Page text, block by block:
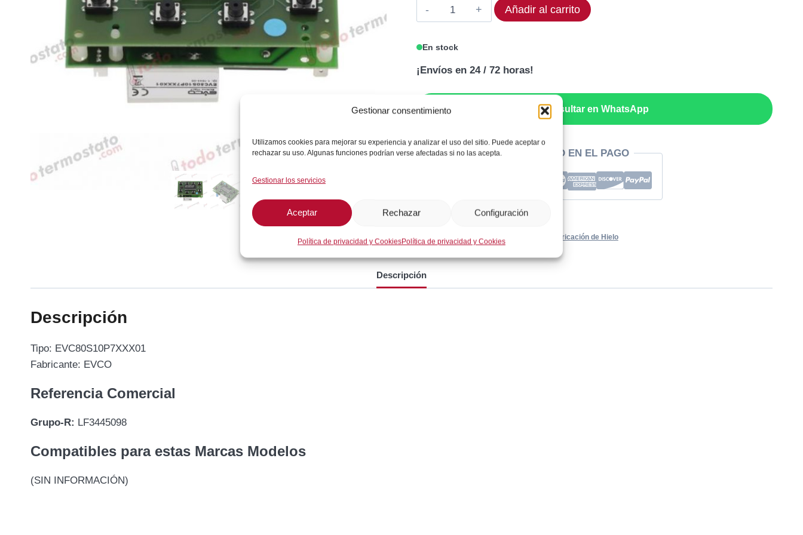
Gestionar consentimiento
Utilizamos cookies para mejorar su experiencia y analizar el uso del sitio. Puede aceptar o
rechazar su uso. Algunas funciones podrían verse afectadas si no las acepta.
Gestionar los servicios
Aceptar Rechazar Configuración
Política de privacidad y CookiesPolítica de privacidad y Cookies
556,56€.445,25€.
Display
EVCO
cantidad
Añadir al carrito
En stock
¡Envíos en 24 / 72 horas!
Consultar en WhatsApp
GARANTÍA DE SEGURIDAD EN EL PAGO
Categorías:Frío Comercial / Industrial Fabricación de Hielo
Descripción
Descripción
Tipo: EVC80S10P7XXX01
Fabricante: EVCO
Referencia Comercial
Grupo-R: LF3445098
Compatibles para estas Marcas Modelos
(SIN INFORMACIÓN)